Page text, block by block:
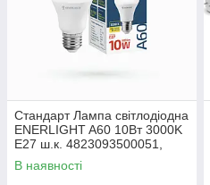
Стандарт Лампа світлодіодна
ENERLIGHT A60 10Вт 3000K
E27 ш.к. 4823093500051,
10шт/уп 19824
В наявності